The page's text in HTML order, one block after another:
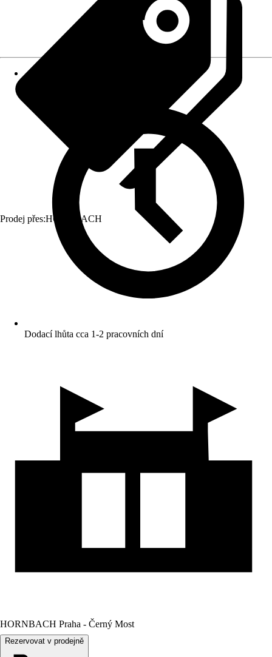
Prodej přes:HORNBACH
Dodací lhůta cca 1-2 pracovních dní
HORNBACH Praha - Černý Most
Rezervovat v prodejně